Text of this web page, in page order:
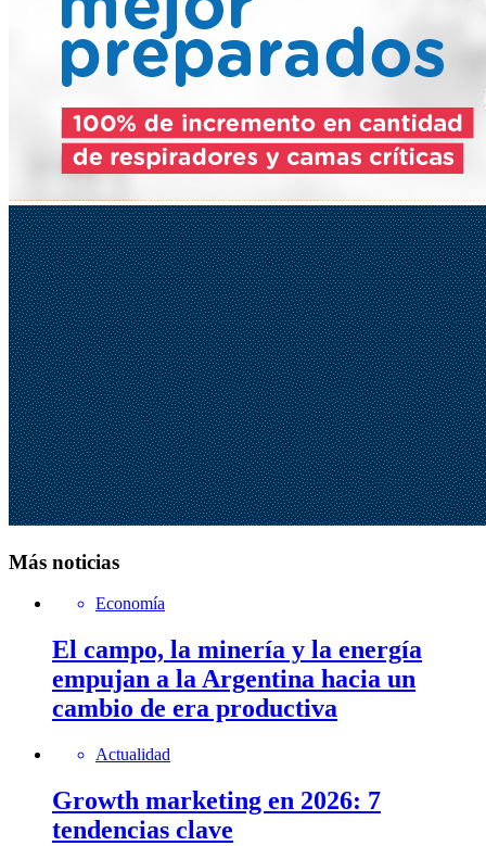
Más noticias
Economía
El campo, la minería y la energía
empujan a la Argentina hacia un
cambio de era productiva
Actualidad
Growth marketing en 2026: 7
tendencias clave